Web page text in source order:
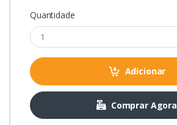
Quantidade
Adicionar
Comprar Agora